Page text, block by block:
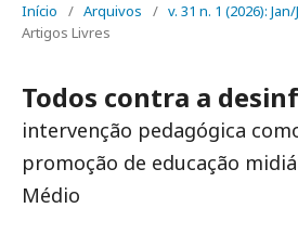
Início / Arquivos / v. 31 n. 1 (2026):
Artigos Livres
Todos contra a
intervenção pedagógica
promoção de educação
Médio